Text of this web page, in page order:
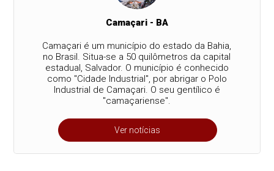
Camaçari - BA
Camaçari é um município do estado da Bahia,
no Brasil. Situa-se a 50 quilômetros da capital
estadual, Salvador. O município é conhecido
como "Cidade Industrial", por abrigar o Polo
Industrial de Camaçari. O seu gentílico é
"camaçariense".
Ver notícias